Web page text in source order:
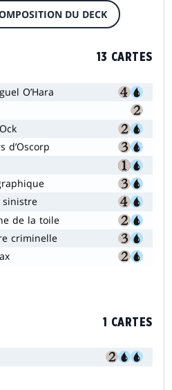
DU DECK
13 CARTES
O’Hara
d’Oscorp
sinistre
de la toile
criminelle
1 CARTES